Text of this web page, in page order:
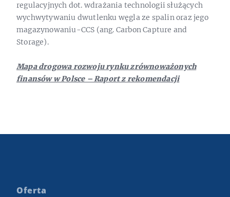
regulacyjnych dot. wdrażania technologii służących
wychwytywaniu dwutlenku węgla ze spalin oraz jego
magazynowaniu-CCS (ang. Carbon Capture and
Storage).
Mapa drogowa rozwoju rynku zrównoważonych
finansów w Polsce – Raport z rekomendacji
Oferta